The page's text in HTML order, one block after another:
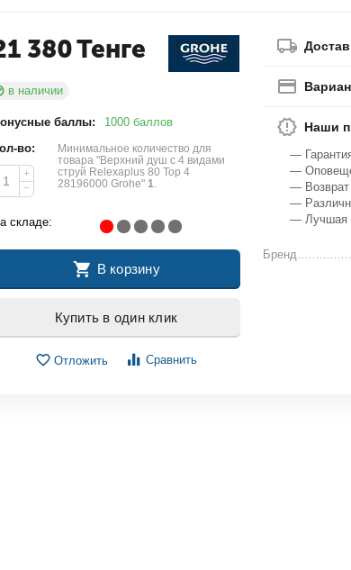
380Тенге
в наличии
баллы:
1000 баллов
во:
+
−
Минимальное количество для
товара "Верхний душ с 4 видами
струй Relexaplus 80 Top 4
28196000 Grohe"1.
складе:
В корзину
Купить в один клик
Отложить Сравнить
Наши
—
—
—
—
— Лучшая
Бренд